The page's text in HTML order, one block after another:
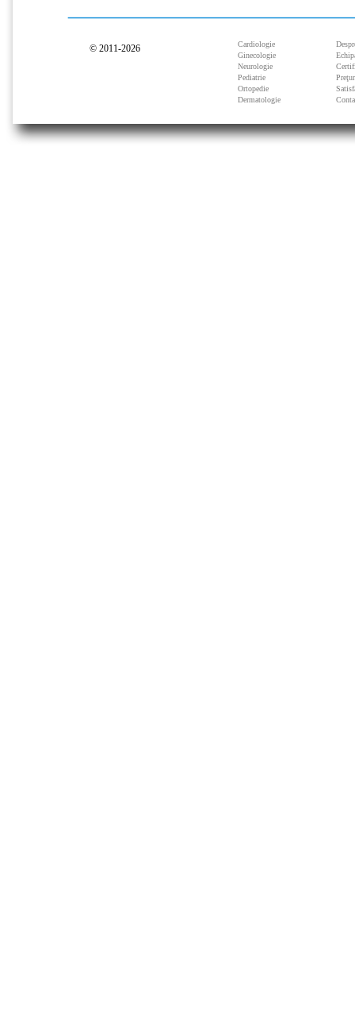
© 2011-2026
Cardiologie
Ginecologie
Neurologie
Pediatrie
Ortopedie
Dermatologie